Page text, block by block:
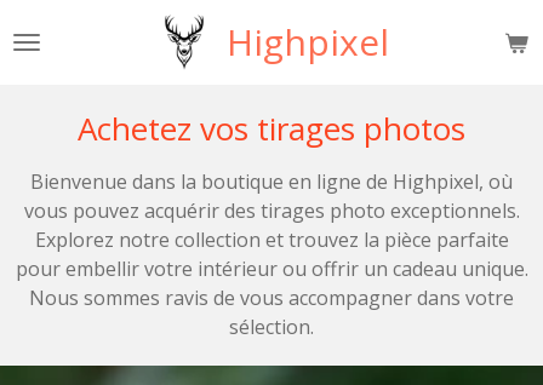
au
Highpixel
Achetez vos tirages photos
Bienvenue dans la boutique en ligne de Highpixel, où
vous pouvez acquérir des tirages photo exceptionnels.
Explorez notre collection et trouvez la pièce parfaite
pour embellir votre intérieur ou offrir un cadeau unique.
Nous sommes ravis de vous accompagner dans votre
sélection.